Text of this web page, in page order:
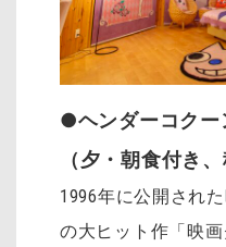
●ヘンダーコクー
（夕・朝食付き
1996年に公開され
の大ヒット作「映